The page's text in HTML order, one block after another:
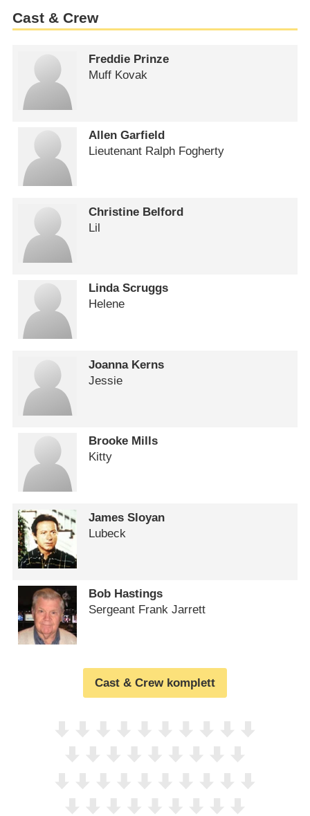
Cast & Crew
Freddie Prinze
Muff Kovak
Allen Garfield
Lieutenant Ralph Fogherty
Christine Belford
Lil
Linda Scruggs
Helene
Joanna Kerns
Jessie
Brooke Mills
Kitty
James Sloyan
Lubeck
Bob Hastings
Sergeant Frank Jarrett
Cast & Crew komplett